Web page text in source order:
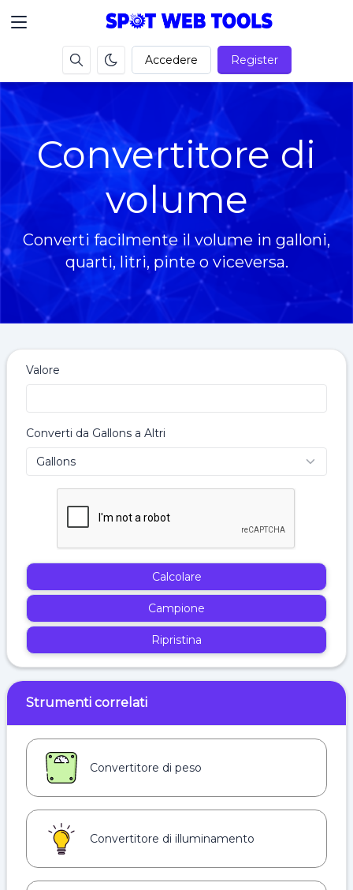
Accedere Register
Convertitore di
volume
Converti facilmente il volume in galloni,
quarti, litri, pinte o viceversa.
Valore
Converti da Gallons a Altri
Calcolare
Campione
Ripristina
Strumenti correlati
Convertitore di peso
Convertitore di illuminamento